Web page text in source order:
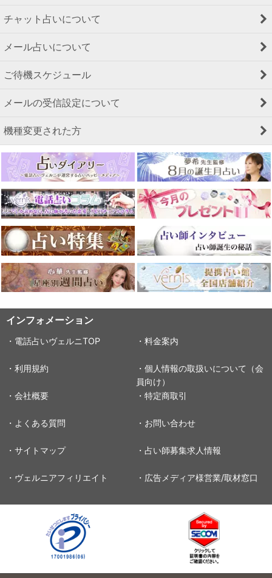
チャット占いについて
メール占いについて
ご待機スケジュール
メールの受信設定について
機種変更された方
インフォメーション
・電話占いヴェルニTOP ・料金案内
・利用規約
・個人情報の取扱いについて（会
員向け）
・会社概要
・特定商取引
・よくある質問 ・お問い合わせ
・サイトマップ ・占い師募集求人情報
・ヴェルニアフィリエイト ・広告メディア様営業/取材窓口